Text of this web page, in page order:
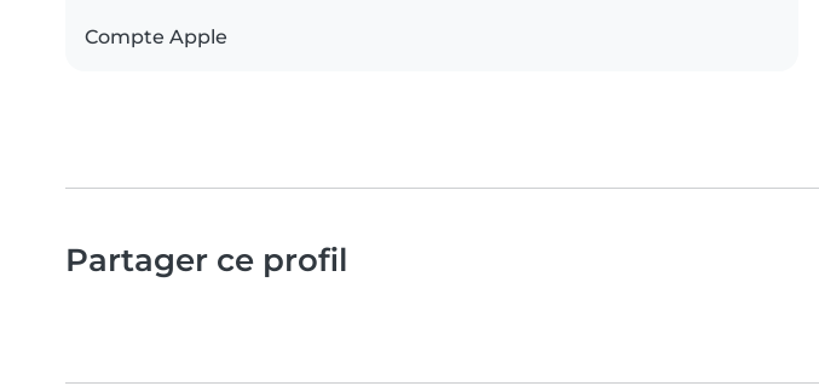
Compte Apple
Partager ce profil